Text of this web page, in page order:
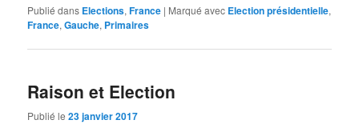
Publié dans Elections,France | Marqué avec Election présidentielle,
France,Gauche, Primaires
Raison et Election
Publié le23 janvier 2017